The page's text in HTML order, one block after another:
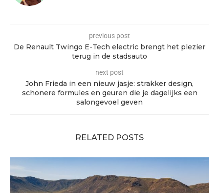
previous post
De Renault Twingo E-Tech electric brengt het plezier
terug in de stadsauto
next post
John Frieda in een nieuw jasje: strakker design,
schonere formules en geuren die je dagelijks een
salongevoel geven
RELATED POSTS